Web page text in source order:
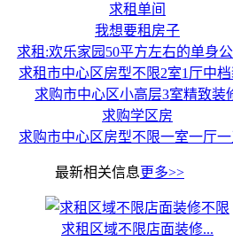
求租单间
我想要租房子
求租:欢乐家园50平方左右的单身
求租市中心区房型不限2室1厅中档
求购市中心区小高层3室精致装
求购学区房
求购市中心区房型不限一室一厅一
最新相关信息更多>>
求租区域不限店面装修...